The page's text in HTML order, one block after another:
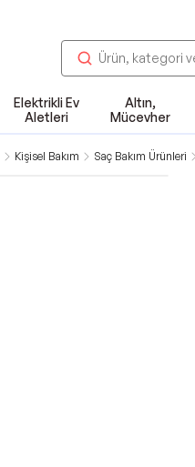
Elektrikli Ev
Aletleri
Altın,
Mücevher
Kişisel Bakım Saç Bakım Ürünleri